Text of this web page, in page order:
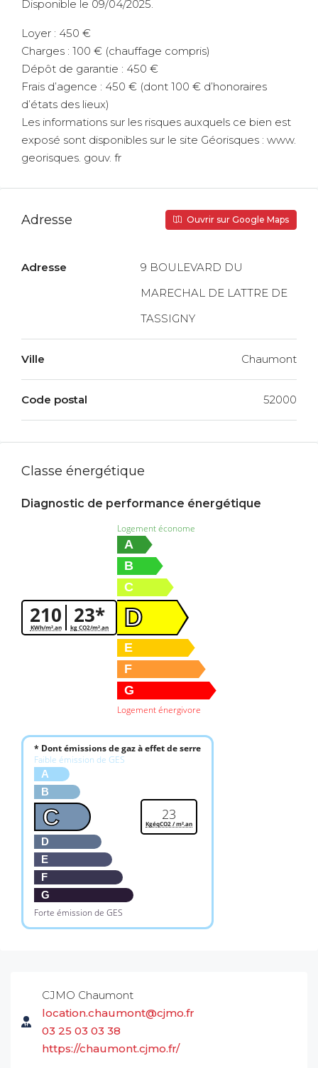
Disponible le 09/04/2025.
Loyer : 450 €
Charges : 100 € (chauffage compris)
Dépôt de garantie : 450 €
Frais d’agence : 450 € (dont 100 € d’honoraires
d’états des lieux)
Les informations sur les risques auxquels ce bien est
exposé sont disponibles sur le site Géorisques : www.
georisques. gouv. fr
Adresse Ouvrir sur Google Maps
Adresse
9 BOULEVARD DU
MARECHAL DE LATTRE DE
TASSIGNY
Ville Chaumont
Code postal 52000
Classe énergétique
Diagnostic de performance énergétique
210
KWh/m².an 23*
kg CO2/m².an
Logement économe
A
B
C
D
E
F
G
Logement énergivore
* Dont émissions de gaz à effet de serre
Faible émission de GES
A
B
C
D
E
F
G
Forte émission de GES
23
KgéqCO2 / m².an
CJMO Chaumont
location.chaumont@cjmo.fr
03 25 03 03 38
https://chaumont.cjmo.fr/